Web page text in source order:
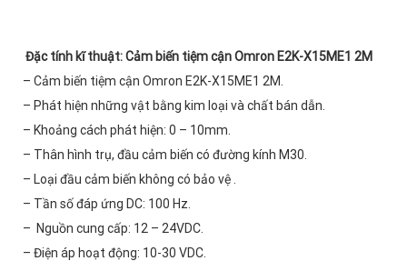
Đặc tính kĩ thuật:Cảm biến tiệm cận Omron E2K-X15ME1 2M
– Cảm biến tiệm cận Omron E2K-X15ME1 2M.
– Phát hiện những vật bằng kim loại và chất bán dẫn.
– Khoảng cách phát hiện: 0 – 10mm.
– Thân hình trụ, đầu cảm biến có đường kính M30.
– Loại đầu cảm biến không có bảo vệ .
– Tần số đáp ứng DC: 100 Hz.
– Nguồn cung cấp: 12 – 24VDC.
– Điện áp hoạt động: 10-30 VDC.